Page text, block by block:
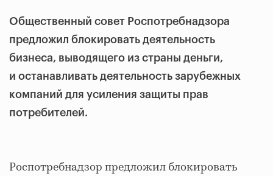
Общественный совет Роспотребнадзора
предложил блокировать деятельность
бизнеса, выводящего из страны деньги,
и останавливать деятельность зарубежных
компаний для усиления защиты прав
потребителей.
Роспотребнадзор предложил блокировать